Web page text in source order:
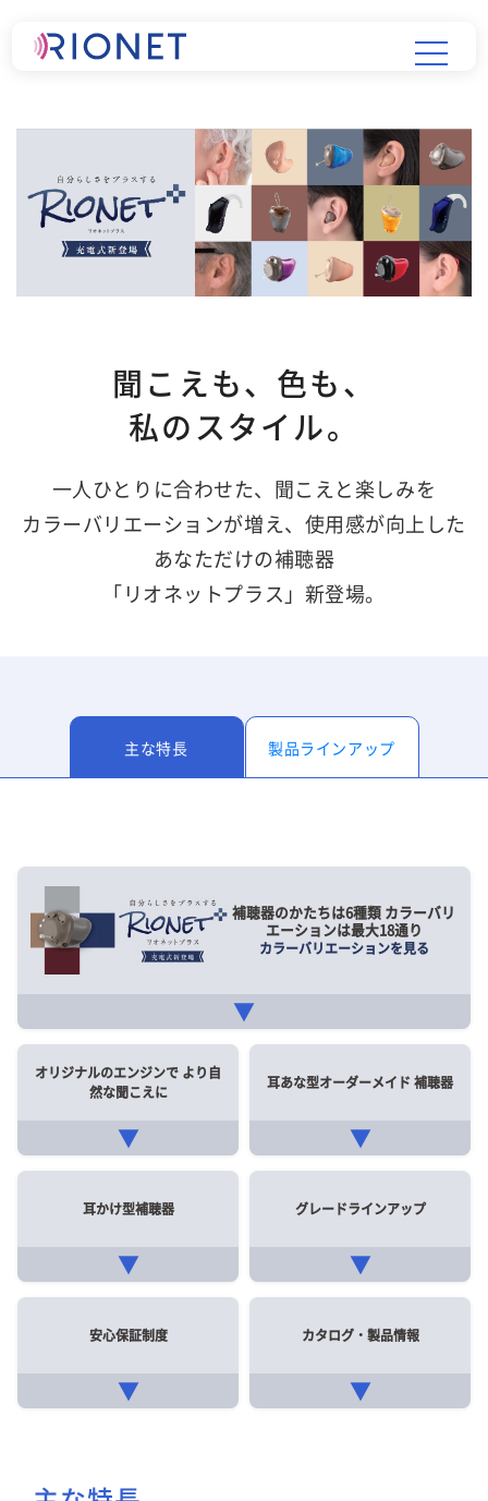
聞こえも、色も、
私のスタイル。
一人ひとりに合わせた、聞こえと楽しみを
カラーバリエーションが増え、使用感が向上した
あなただけの補聴器
「リオネットプラス」新登場。
主な特長 製品ラインアップ
補聴器のかたちは6種類 カラーバリ
エーションは最大18通り
カラーバリエーションを見る
▼
オリジナルのエンジンで より自
然な聞こえに
▼
耳あな型オーダーメイド 補聴器
▼
耳かけ型補聴器
▼
グレードラインアップ
▼
安心保証制度
▼
カタログ・製品情報
▼